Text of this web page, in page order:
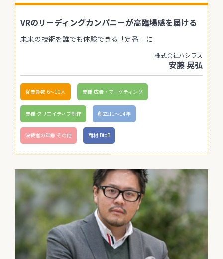
VRのリーディングカンパニーが高臨場感を届ける
未来の技術を誰でも体験できる「定番」に
株式会社ハシラス
安藤 晃弘
従業員数:6～10人 業種:広告・マーケティング
業種:クリエイティブ制作 創立:11〜14年
決裁者の年齢:その他 商材:BtoB